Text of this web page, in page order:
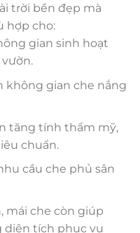
trời bền đẹp mà
hợp cho:
gian sinh hoạt
không gian che nắng
tăng tính thẩm mỹ,
chuẩn.
cầu che phủ sân
mái che còn giúp
diện tích phục vụ